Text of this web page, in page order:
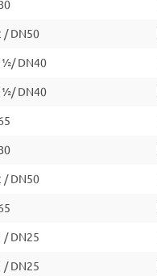
/ DN50
DN40
DN40
/ DN50
/ DN25
/ DN25